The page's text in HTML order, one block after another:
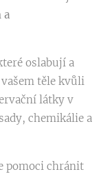
a
oslabují a
těle kvůli
látky v
chemikálie a
pomoci chránit